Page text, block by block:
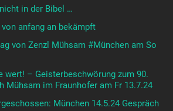
in der Bibel …
anfang an bekämpft
von Zenzl Mühsam #München am So
wert! – Geisterbeschwörung zum 90.
Mühsam im Fraunhofer am Fr 13.7.24
München 14.5.24 Gespräch